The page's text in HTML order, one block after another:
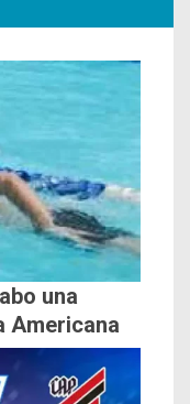
una
Americana